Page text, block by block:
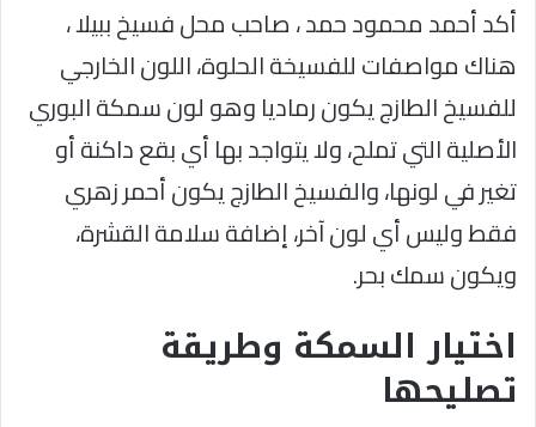
أكد أحمد محمود حمد ، صاحب محل فسيخ ببيلا ،
هناك مواصفات للفسيخة الحلوة، اللون الخارجي
للفسيخ الطازج يكون رماديا وهو لون سمكة البوري
الأصلية التي تملح، ولا يتواجد بها أي بقع داكنة أو
تغير في لونها، والفسيخ الطازج يكون أحمر زهري
فقط وليس أي لون آخر، إضافة سلامة القشرة،
ويكون سمك بحر.
اختيار السمكة وطريقة
تصليحها